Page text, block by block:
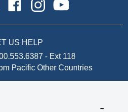
US HELP
- Ext 118
Pacific Other Countries